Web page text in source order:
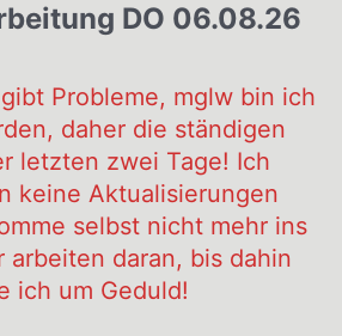
DO 06.08.26
Probleme, mglw bin ich
daher die ständigen
letzten zwei Tage! Ich
keine Aktualisierungen
selbst nicht mehr ins
arbeiten daran, bis dahin
ich um Geduld!